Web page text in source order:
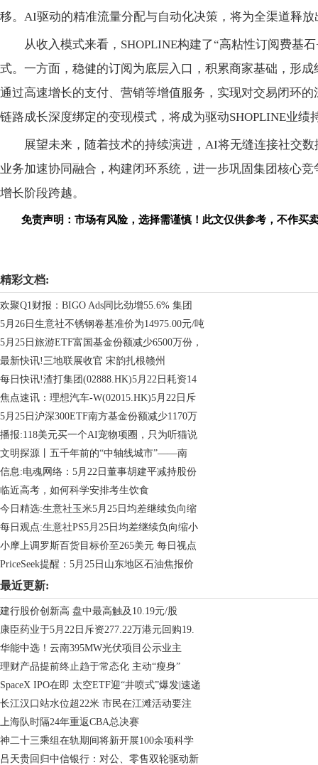
移。AI驱动的精准流量分配与自动化决策，将为全渠道释
从收入模式来看，SHOPLINE构建了“高粘性订阅费基
式。一方面，稳健的订阅为底层入口，积累商家基础，形成
通过高速增长的支付、营销等增值服务，实现对交易闭环的
链路成长深度绑定的变现模式，将成为驱动SHOPLINE业绩
展望未来，随着技术的持续演进，AI将无缝连接社交
业务加速协同融合，构建闭环系统，进一步巩固集团核心
增长阶段跨越。
免责声明：市场有风险，选择需谨慎！此文仅供参考，不作买
精彩文档:
欢聚Q1财报：BIGO Ads同比劲增55.6% 集团
5月26日生意社不锈钢卷基准价为14975.00元/吨
5月25日旅游ETF富国基金份额减少6500万份，
最新快讯!三地联展收官 宋韵扎根赣州
每日快讯!渣打集团(02888.HK)5月22日耗资14
焦点速讯：理想汽车-W(02015.HK)5月22日斥
5月25日沪深300ETF南方基金份额减少1170万
播报:118美元买一个AI宠物项圈，只为听猫说
文明探源丨五千年前的“中轴线城市”——南
信息:电魂网络：5月22日董事胡建平减持股份
临近高考，如何科学安排考生饮食
今日精选:生意社玉米5月25日均差继续负向缩
每日观点:生意社PS5月25日均差继续负向缩小
小摩上调罗斯百货目标价至265美元 每日视点
PriceSeek提醒：5月25日山东地区石油焦报价
最近更新:
建行股价创新高 盘中最高触及10.19元/股
康臣药业于5月22日斥资277.22万港元回购19.
华能中选！云南395MW光伏项目公示业主
理财产品提前终止趋于常态化 主动“瘦身”
SpaceX IPO在即 太空ETF迎“井喷式”爆发|速递
长江汉口站水位超22米 市民在江滩活动要注
上海队时隔24年重返CBA总决赛
神二十三乘组在轨期间将新开展100余项科学
吕天贵回归中信银行：对公、零售双轮驱动新